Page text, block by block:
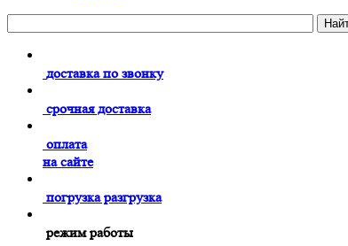
доставка по звонку
срочная доставка
оплата
на сайте
погрузка разгрузка
режим работы